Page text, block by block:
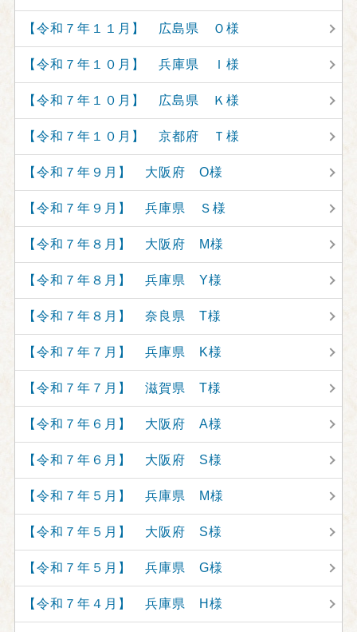
【令和７年１１月】 広島県 Ｏ様
【令和７年１０月】 兵庫県 Ｉ様
【令和７年１０月】 広島県 Ｋ様
【令和７年１０月】 京都府 Ｔ様
【令和７年９月】 大阪府 O様
【令和７年９月】 兵庫県 Ｓ様
【令和７年８月】 大阪府 M様
【令和７年８月】 兵庫県 Y様
【令和７年８月】 奈良県 T様
【令和７年７月】 兵庫県 K様
【令和７年７月】 滋賀県 T様
【令和７年６月】 大阪府 A様
【令和７年６月】 大阪府 S様
【令和７年５月】 兵庫県 M様
【令和７年５月】 大阪府 S様
【令和７年５月】 兵庫県 G様
【令和７年４月】 兵庫県 H様